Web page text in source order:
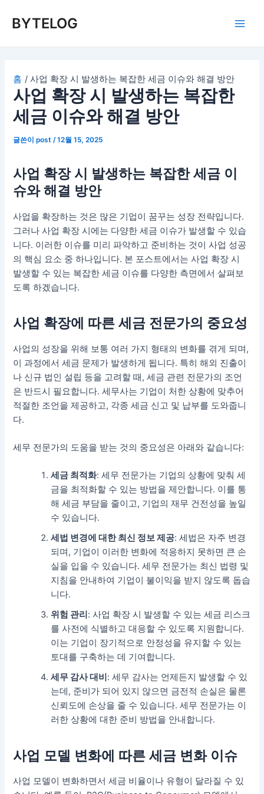
BYTELOG
홈 사업 확장 시 발생하는 복잡한 세금 이슈와 해결 방안
사업 확장 시 발생하는 복잡한
세금 이슈와 해결 방안
글쓴이post /12월 15, 2025
사업 확장 시 발생하는 복잡한 세금 이
슈와 해결 방안
사업을 확장하는 것은 많은 기업이 꿈꾸는 성장 전략입니다.
그러나 사업 확장 시에는 다양한 세금 이슈가 발생할 수 있습
니다. 이러한 이슈를 미리 파악하고 준비하는 것이 사업 성공
의 핵심 요소 중 하나입니다. 본 포스트에서는 사업 확장 시
발생할 수 있는 복잡한 세금 이슈를 다양한 측면에서 살펴보
도록 하겠습니다.
사업 확장에 따른 세금 전문가의 중요성
사업의 성장을 위해 보통 여러 가지 형태의 변화를 겪게 되며,
이 과정에서 세금 문제가 발생하게 됩니다. 특히 해외 진출이
나 신규 법인 설립 등을 고려할 때, 세금 관련 전문가의 조언
은 반드시 필요합니다. 세무사는 기업이 처한 상황에 맞추어
적절한 조언을 제공하고, 각종 세금 신고 및 납부를 도와줍니
다.
세무 전문가의 도움을 받는 것의 중요성은 아래와 같습니다:
세금 최적화: 세무 전문가는 기업의 상황에 맞춰 세
금을 최적화할 수 있는 방법을 제안합니다. 이를 통
해 세금 부담을 줄이고, 기업의 재무 건전성을 높일
수 있습니다.
세법 변경에 대한 최신 정보 제공: 세법은 자주 변경
되며, 기업이 이러한 변화에 적응하지 못하면 큰 손
실을 입을 수 있습니다. 세무 전문가는 최신 법령 및
지침을 안내하여 기업이 불이익을 받지 않도록 돕습
니다.
위험 관리 : 사업 확장 시 발생할 수 있는 세금 리스크
를 사전에 식별하고 대응할 수 있도록 지원합니다.
이는 기업이 장기적으로 안정성을 유지할 수 있는
토대를 구축하는 데 기여합니다.
세무 감사 대비 : 세무 감사는 언제든지 발생할 수 있
는데, 준비가 되어 있지 않으면 금전적 손실은 물론
신뢰도에 손상을 줄 수 있습니다. 세무 전문가는 이
러한 상황에 대한 준비 방법을 안내합니다.
사업 모델 변화에 따른 세금 변화 이슈
사업 모델이 변화하면서 세금 비율이나 유형이 달라질 수 있